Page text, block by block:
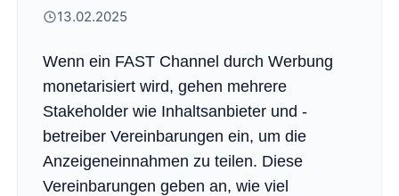
13.02.2025
Wenn ein FAST Channel durch Werbung
monetarisiert wird, gehen mehrere
Stakeholder wie Inhaltsanbieter und -
betreiber Vereinbarungen ein, um die
Anzeigeneinnahmen zu teilen. Diese
Vereinbarungen geben an, wie viel